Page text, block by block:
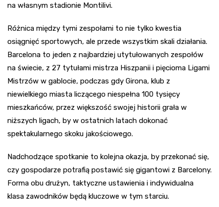
na własnym stadionie Montilivi.
Różnica między tymi zespołami to nie tylko kwestia
osiągnięć sportowych, ale przede wszystkim skali działania.
Barcelona to jeden z najbardziej utytułowanych zespołów
na świecie, z 27 tytułami mistrza Hiszpanii i pięcioma Ligami
Mistrzów w gablocie, podczas gdy Girona, klub z
niewielkiego miasta liczącego niespełna 100 tysięcy
mieszkańców, przez większość swojej historii grała w
niższych ligach, by w ostatnich latach dokonać
spektakularnego skoku jakościowego.
Nadchodzące spotkanie to kolejna okazja, by przekonać się,
czy gospodarze potrafią postawić się gigantowi z Barcelony.
Forma obu drużyn, taktyczne ustawienia i indywidualna
klasa zawodników będą kluczowe w tym starciu.